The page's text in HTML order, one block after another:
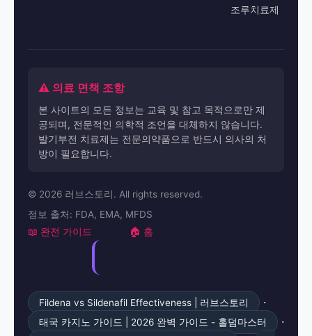
조루치료제
⚠️ 의료 면책 조항
본 사이트의 모든 정보는 교육 및 참고 목적으로만 제
공되며, 전문적인 의학적 조언을 대체하지 않습니다.
발기부전 치료제는 전문의약품으로 반드시 의사의 처
방이 필요합니다.
© 2026 러브스토리. All rights reserved.
정보 출처: FDA, EMA, MFDS
📖 완전 가이드 🏠 홈
Fildena vs Sildenafil Effectiveness | 러브스토리 ·
태국 카지노 가이드 | 2026 완벽 가이드 - 홀덤마스터
·